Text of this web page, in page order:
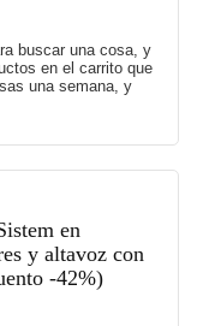
buscar una cosa, y
en el carrito que
una semana, y
en
y altavoz con
-42%)